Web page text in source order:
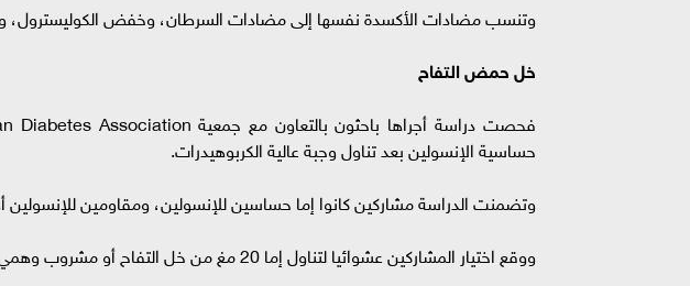
وتنسب مضادات الأكسدة نفسها إلى مضادات السرطان، وخفض الكوليسترول،
خل حمض التفاح
حساسية الإنسولين بعد تناول وجبة عالية الكربوهيدرات.
وتضمنت الدراسة مشاركين كانوا إما حساسين للإنسولين، ومقاومين للإنسولين
ووقع اختيار المشاركين عشوائيا لتناول إما 20 مغ من خل التفاح أو مشروب وهمي بعد الوجبة.